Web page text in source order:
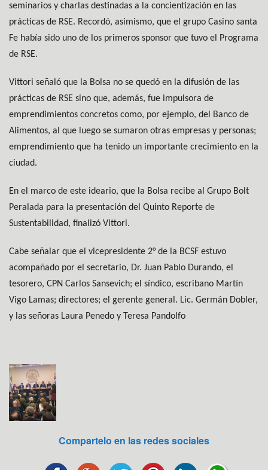
seminarios y charlas destinadas a la concientización en las
prácticas de RSE. Recordó, asimismo, que el grupo Casino santa
Fe había sido uno de los primeros sponsor que tuvo el Programa
de RSE.
Vittori señaló que la Bolsa no se quedó en la difusión de las
prácticas de RSE sino que, además, fue impulsora de
emprendimientos concretos como, por ejemplo, del Banco de
Alimentos, al que luego se sumaron otras empresas y personas;
emprendimiento que ha tenido un importante crecimiento en la
ciudad.
En el marco de este ideario, que la Bolsa recibe al Grupo Bolt
Peralada para la presentación del Quinto Reporte de
Sustentabilidad, finalizó Vittori.
Cabe señalar que el vicepresidente 2° de la BCSF estuvo
acompañado por el secretario, Dr. Juan Pablo Durando, el
tesorero, CPN Carlos Sansevich; el síndico, escribano Martín
Vigo Lamas; directores; el gerente general. Lic. Germán Dobler,
y las señoras Laura Penedo y Teresa Pandolfo
Compartelo en las redes sociales